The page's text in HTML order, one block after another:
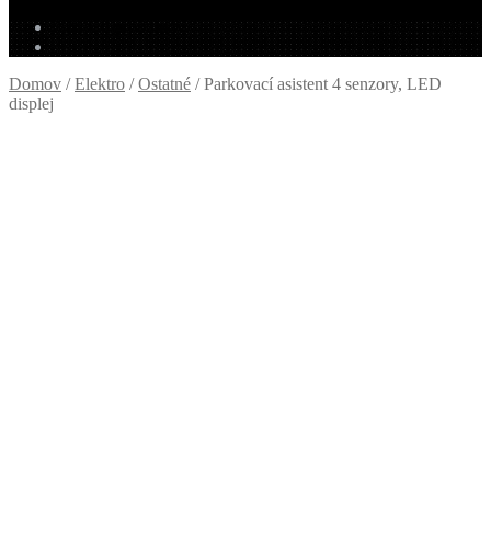
0.00 € 0 produktov
Domov /Elektro /Ostatné /Parkovací asistent 4 senzory, LED
displej